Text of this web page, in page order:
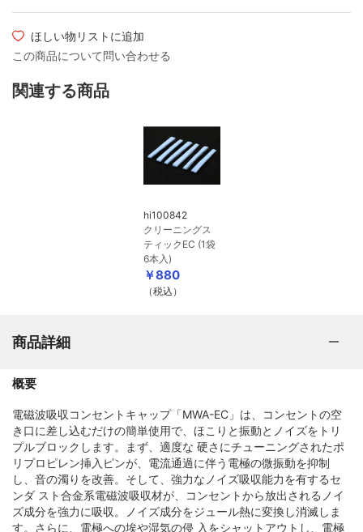
ほしい物リストに追加
この商品について問い合わせる
関連する商品
hi100842
クリーニングス
ティックEC (1袋
6本入)
￥880
（税込）
商品詳細
概要
電磁波吸収コンセントキャップ「MWA-EC」は、コンセントの空
き口に差し込むだけの簡単使用で、ほこりと振動とノイズをトリ
プルブロックします。まず、適度な 硬さにチューニングされたポ
リプロピレン挿入ピンが、電流通過に伴う電極の微振動を抑制
し、音の濁りを改善。そして、強力なノイズ吸収能力を有するセ
ンダ スト合金系電磁波吸収材が、コンセントから放出されるノイ
ズ成分を強力に吸収。ノイズ成分をジュール熱に変換し消滅しま
す。さらに、電極への埃や湿気の侵 入をシャットアウトし、電極